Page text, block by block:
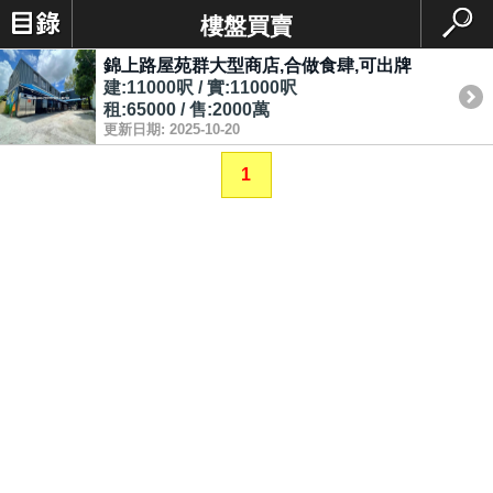
樓盤買賣
錦上路屋苑群大型商店,合做食肆,可出牌
建:11000呎 / 實:11000呎
租:65000 / 售:2000萬
更新日期: 2025-10-20
1